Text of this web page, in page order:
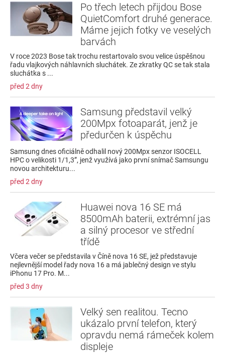
Po třech letech přijdou Bose
QuietComfort druhé generace.
Máme jejich fotky ve veselých
barvách
V roce 2023 Bose tak trochu restartovalo svou velice úspěšnou
řadu vlajkových náhlavních sluchátek. Ze zkratky QC se tak stala
sluchátka s ...
před 2 dny
Samsung představil velký
200Mpx fotoaparát, jenž je
předurčen k úspěchu
Samsung dnes oficiálně odhalil nový 200Mpx senzor ISOCELL
HPC o velikosti 1/1,3”, jenž využívá jako první snímač Samsungu
novou architekturu...
před 2 dny
Huawei nova 16 SE má
8500mAh baterii, extrémní jas
a silný procesor ve střední
třídě
Včera večer se představila v Číně nova 16 SE, jež představuje
nejlevnější model řady nova 16 a má jablečný design ve stylu
iPhonu 17 Pro. M...
před 3 dny
Velký sen realitou. Tecno
ukázalo první telefon, který
opravdu nemá rámeček kolem
displeje